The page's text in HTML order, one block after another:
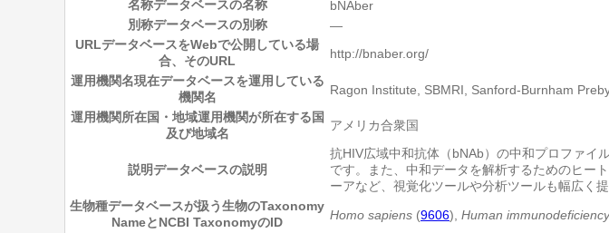
名称データベースの名称
bNAber
別称データベースの別称
―
URLデータベースをWebで公開している場
合、そのURL
http://bnaber.org/
運用機関名現在データベースを運用している
機関名
Ragon Institute, SBMRI, Sanford-Burnham
運用機関所在国・地域運用機関が所在する国
及び地域名
アメリカ合衆国
説明データベースの説明
抗HIV広域中和抗体（bNAb）の中和プロファイ
です。また、中和データを解析するためのヒー
ーアなど、視覚化ツールや分析ツールも幅広く提
生物種データベースが扱う生物のTaxonomy
NameとNCBI TaxonomyのID
Homo sapiens (9606), Human